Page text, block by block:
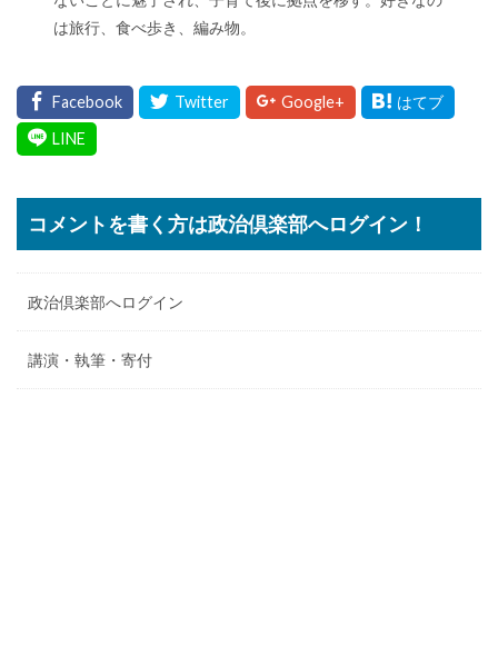
は旅行、食べ歩き、編み物。
コメントを書く方は政治倶楽部へログイン！
政治倶楽部へログイン
講演・執筆・寄付